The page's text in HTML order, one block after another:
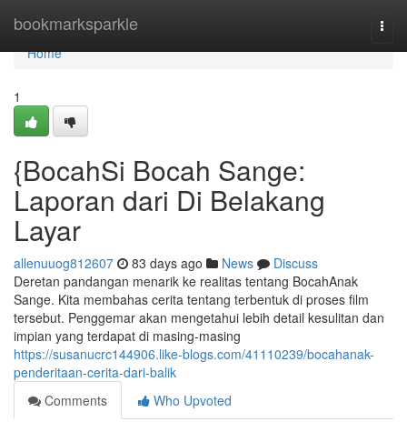
bookmarksparkle
Home
Home
1
{BocahSi Bocah Sange:
Laporan dari Di Belakang
Layar
allenuuog812607 83 days ago News
Discuss
Deretan pandangan menarik ke realitas tentang BocahAnak
Sange. Kita membahas cerita tentang terbentuk di proses film
tersebut. Penggemar akan mengetahui lebih detail kesulitan dan
impian yang terdapat di masing-masing
https://susanucrc144906.like-blogs.com/41110239/bocahanak-
penderitaan-cerita-dari-balik
Comments
Who Upvoted